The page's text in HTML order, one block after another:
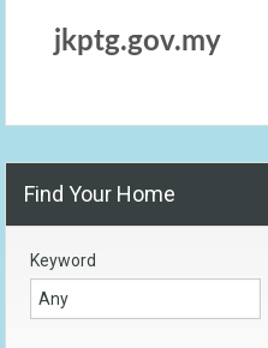
jkptg.gov.my
Find Your Home
Keyword